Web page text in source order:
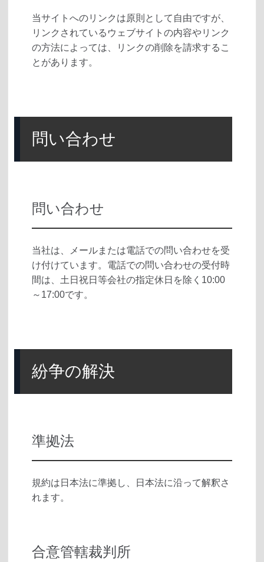
当サイトへのリンクは原則として自由ですが、
リンクされているウェブサイトの内容やリンク
の方法によっては、リンクの削除を請求するこ
とがあります。
問い合わせ
問い合わせ
当社は、メールまたは電話での問い合わせを受
け付けています。電話での問い合わせの受付時
間は、土日祝日等会社の指定休日を除く10:00
～17:00です。
紛争の解決
準拠法
規約は日本法に準拠し、日本法に沿って解釈さ
れます。
合意管轄裁判所